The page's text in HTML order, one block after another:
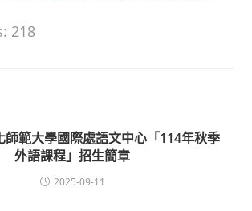
218
師範大學國際處語文中心「114年秋季
外語課程」招生簡章
2025-09-11